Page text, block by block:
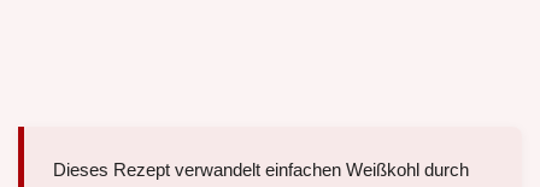
Dieses Rezept verwandelt einfachen Weißkohl durch